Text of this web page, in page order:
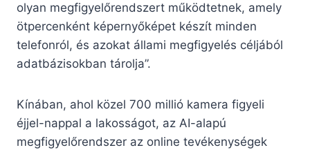
olyan megfigyelőrendszert működtetnek, amely
ötpercenként képernyőképet készít minden
telefonról, és azokat állami megfigyelés céljából
adatbázisokban tárolja”.
Kínában, ahol közel 700 millió kamera figyeli
éjjel-nappal a lakosságot, az AI-alapú
megfigyelőrendszer az online tevékenységek